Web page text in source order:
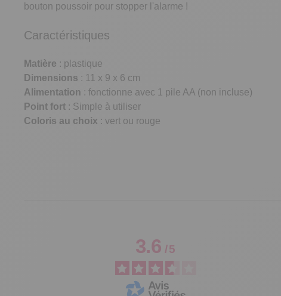
bouton poussoir pour stopper l'alarme !
Caractéristiques
Matière : plastique
Dimensions : 11 x 9 x 6 cm
Alimentation : fonctionne avec 1 pile AA (non incluse)
Point fort : Simple à utiliser
Coloris au choix : vert ou rouge
3.6/5